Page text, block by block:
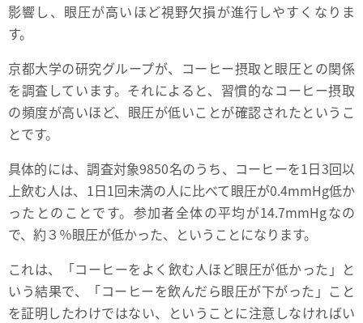
影響し、眼圧が高いほど視野欠損が進行しやすくなりま
す。
京都大学の研究グループが、コーヒー摂取と眼圧との関係
を調査しています。それによると、習慣的なコーヒー摂取
の頻度が高いほど、眼圧が低いことが確認されたというこ
とです。
具体的には、調査対象9850名のうち、コーヒーを1日3回以
上飲む人は、1日1回未満の人に比べて眼圧が0.4mmHg低か
ったとのことです。参加者全体の平均が14.7mmHgなの
で、約３％眼圧が低かった、ということになります。
これは、「コーヒーをよく飲む人ほど眼圧が低かった」と
いう結果で、「コーヒーを飲んだら眼圧が下がった」こと
を証明したわけではない、ということに注意しなければい